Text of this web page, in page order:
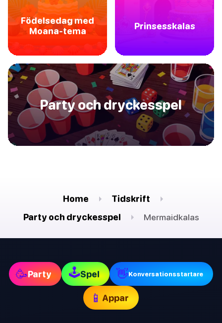
Födelsedag med
Moana-tema
Prinsesskalas
Party och dryckesspel
Home
Tidskrift
Party och dryckesspel
Mermaidkalas
🥳Party 🕹Spel 👋Konversationsstartare
📱 Appar